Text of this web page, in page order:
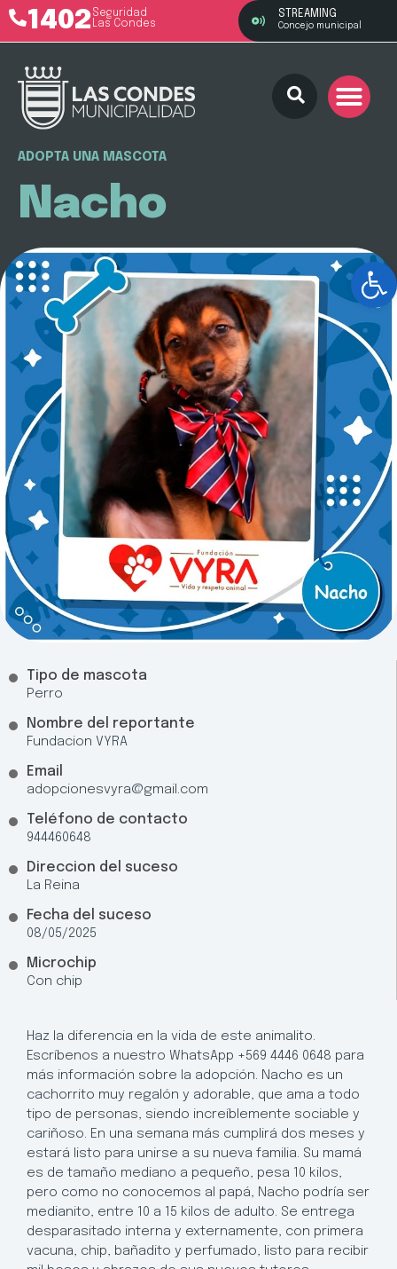
1402 Seguridad
Las Condes
STREAMING
Concejo municipal
ADOPTA UNA MASCOTA
Nacho
Tipo de mascota
Perro
Nombre del reportante
Fundacion VYRA
Email
adopcionesvyra@gmail.com
Teléfono de contacto
944460648
Direccion del suceso
La Reina
Fecha del suceso
08/05/2025
Microchip
Con chip
Haz la diferencia en la vida de este animalito.
Escríbenos a nuestro WhatsApp +569 4446 0648 para
más información sobre la adopción. Nacho es un
cachorrito muy regalón y adorable, que ama a todo
tipo de personas, siendo increíblemente sociable y
cariñoso. En una semana más cumplirá dos meses y
estará listo para unirse a su nueva familia. Su mamá
es de tamaño mediano a pequeño, pesa 10 kilos,
pero como no conocemos al papá, Nacho podría ser
medianito, entre 10 a 15 kilos de adulto. Se entrega
desparasitado interna y externamente, con primera
vacuna, chip, bañadito y perfumado, listo para recibir